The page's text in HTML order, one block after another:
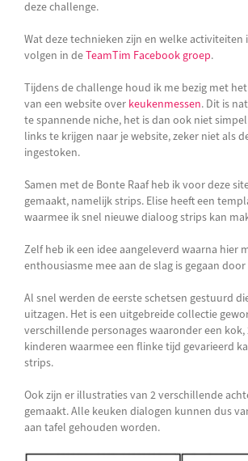
deze challenge.
Wat deze technieken zijn en welke
volgen in deTeamTim Facebook groep.
Tijdens de challenge houd ik me bezig met
van een website over keukenmessen. Dit is
te spannende niche, het is dan ook niet
links te krijgen naar je website, zeker niet als
ingestoken.
Samen met de Bonte Raaf heb ik voor deze
gemaakt, namelijk strips. Elise heeft een
waarmee ik snel nieuwe dialoog strips kan
Zelf heb ik een idee aangeleverd waarna hier
enthousiasme mee aan de slag is gegaan door
Al snel werden de eerste schetsen gestuurd
uitzagen. Het is een uitgebreide collectie
verschillende personages waaronder een kok,
kinderen waarmee een flinke tijd gevarieerd
strips.
Ook zijn er illustraties van 2 verschillende
gemaakt. Alle keuken dialogen kunnen dus
aan tafel gehouden worden.